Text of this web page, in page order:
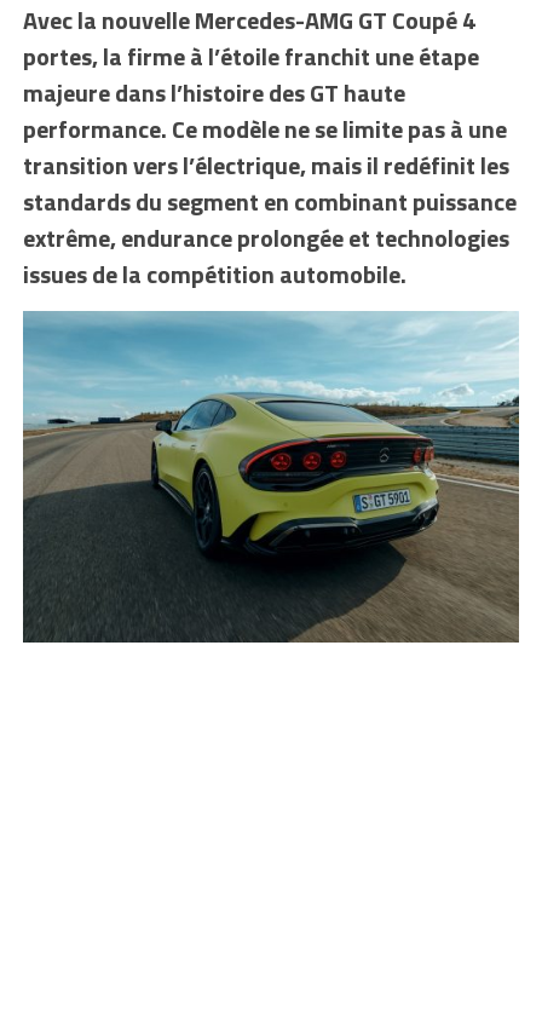
Avec la nouvelle Mercedes-AMG GT Coupé 4
portes, la firme à l’étoile franchit une étape
majeure dans l’histoire des GT haute
performance. Ce modèle ne se limite pas à une
transition vers l’électrique, mais il redéfinit les
standards du segment en combinant puissance
extrême, endurance prolongée et technologies
issues de la compétition automobile.